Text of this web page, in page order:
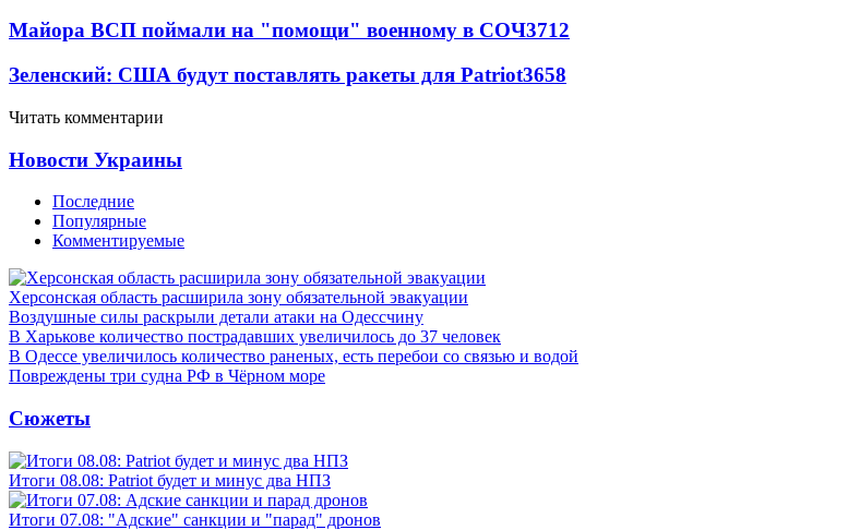
Майора ВСП поймали на "помощи" военному в СОЧ3712
Зеленский: США будут поставлять ракеты для Patriot3658
Читать комментарии
Новости Украины
Последние
Популярные
Комментируемые
Херсонская область расширила зону обязательной эвакуации
Воздушные силы раскрыли детали атаки на Одессчину
В Харькове количество пострадавших увеличилось до 37 человек
В Одессе увеличилось количество раненых, есть перебои со связью и водой
Повреждены три судна РФ в Чёрном море
Сюжеты
Итоги 08.08: Patriot будет и минус два НПЗ
Итоги 07.08: "Адские" санкции и "парад" дронов